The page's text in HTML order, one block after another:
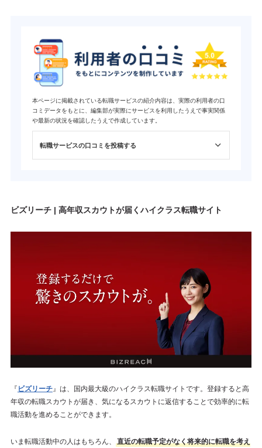
本ページに掲載されている転職サービスの紹介内容は、実際の利用者の口
コミデータをもとに、編集部が実際にサービスを利用したうえで事実関係
や最新の状況を確認したうえで作成しています。
転職サービスの口コミを投稿する
ビズリーチ | 高年収スカウトが届くハイクラス転職サイト
『 ビズリーチ』は、国内最大級のハイクラス転職サイトです。登録すると高
年収の転職スカウトが届き、気になるスカウトに返信することで効率的に転
職活動を進めることができます。
いま転職活動中の人はもちろん、
直近の転職予定がなく将来的に転職を考え